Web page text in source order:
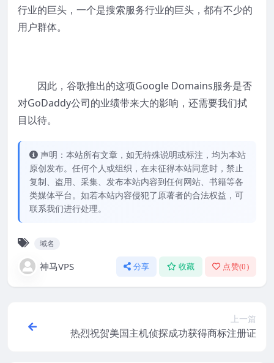
行业的巨头，一个是搜索服务行业的巨头，都有不少的
用户群体。
因此，谷歌推出的这项Google Domains服务是否
对GoDaddy公司的业绩带来大的影响，还需要我们拭
目以待。
声明：本站所有文章，如无特殊说明或标注，均为本站
原创发布。任何个人或组织，在未征得本站同意时，禁止
复制、盗用、采集、发布本站内容到任何网站、书籍等各
类媒体平台。如若本站内容侵犯了原著者的合法权益，可
联系我们进行处理。
域名
神马VPS 分享 收藏 点赞(0)
上一篇
热烈祝贺美国主机侦探成功获得商标注册证